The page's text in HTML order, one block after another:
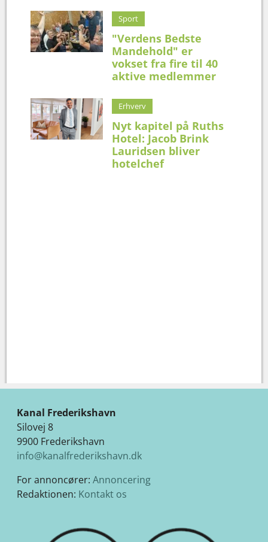
Sport
"Verdens Bedste
Mandehold" er
vokset fra fire til 40
aktive medlemmer
Erhverv
Nyt kapitel på Ruths
Hotel: Jacob Brink
Lauridsen bliver
hotelchef
Kanal Frederikshavn
Silovej 8
9900 Frederikshavn
info@kanalfrederikshavn.dk
For annoncører: Annoncering
Redaktionen: Kontakt os